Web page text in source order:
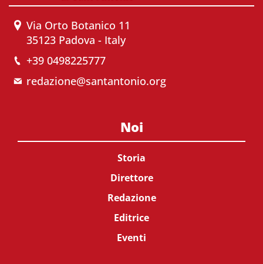
Via Orto Botanico 11
35123 Padova - Italy
+39 0498225777
redazione@santantonio.org
Noi
Storia
Direttore
Redazione
Editrice
Eventi